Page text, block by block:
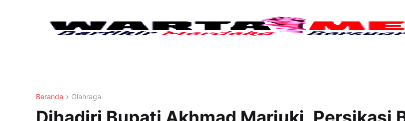
Beranda Olahraga